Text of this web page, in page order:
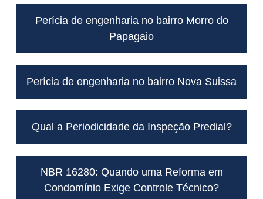
Perícia de engenharia no bairro Morro do
Papagaio
Perícia de engenharia no bairro Nova Suissa
Qual a Periodicidade da Inspeção Predial?
NBR 16280: Quando uma Reforma em
Condomínio Exige Controle Técnico?